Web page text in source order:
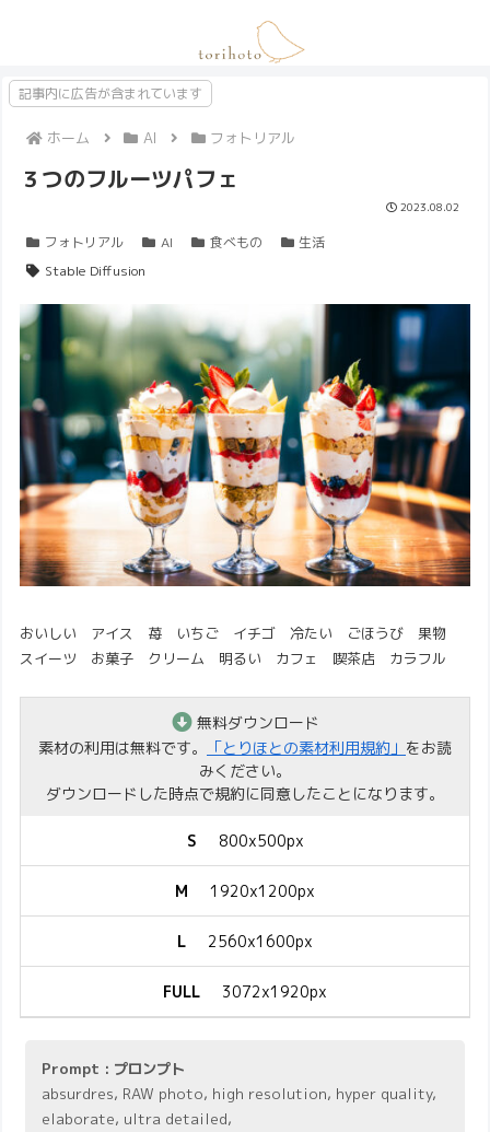
記事内に広告が含まれています
ホーム AI フォトリアル
３つのフルーツパフェ
2023.08.02
フォトリアル AI 食べもの
生活
Stable Diffusion
おいしい アイス 苺 いちご イチゴ 冷たい ごほうび 果物
スイーツ お菓子 クリーム 明るい カフェ 喫茶店 カラフル
無料ダウンロード
素材の利用は無料です。
「とりほとの素材利用規約」 をお読
みください。
ダウンロードした時点で規約に同意したことになります。
S 800x500px
M 1920x1200px
L 2560x1600px
FULL 3072x1920px
Prompt : プロンプト
absurdres, RAW photo, high resolution, hyper quality,
elaborate, ultra detailed,